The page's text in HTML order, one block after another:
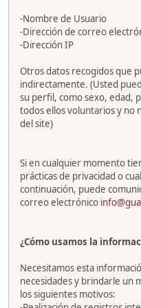
-Nombre de Usuario
-Dirección de correo
-Dirección IP
Otros datos recogidos que
indirectamente. (Usted
su perfil, como sexo, edad,
todos ellos voluntarios y no
del site)
Si en cualquier momento
prácticas de privacidad o
continuación, puede
correo electrónico
¿Cómo usamos la
Necesitamos esta
necesidades y brindarle un
los siguientes motivos: